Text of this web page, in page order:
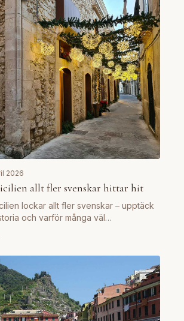
2026
allt fler svenskar hittar hit
lockar allt fler svenskar – upptäck
och varför många väl…